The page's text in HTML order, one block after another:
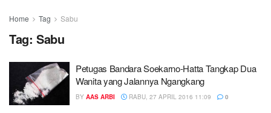
Home Tag Sabu
Tag: Sabu
Petugas Bandara Soekarno-Hatta Tangkap Dua
Wanita yang Jalannya Ngangkang
BY AAS ARBI RABU, 27 APRIL 2016 11:09 0